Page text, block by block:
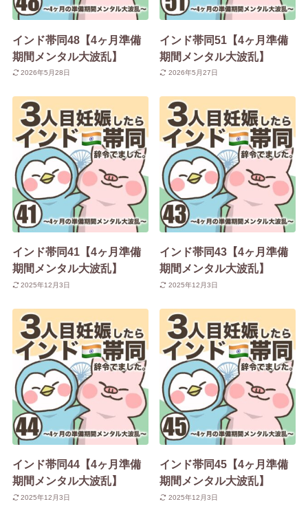
インド帯同48【4ヶ月準備
期間メンタル大波乱】
2026年5月28日
インド帯同51【4ヶ月準備
期間メンタル大波乱】
2026年5月27日
インド帯同41【4ヶ月準備
期間メンタル大波乱】
2025年12月3日
インド帯同43【4ヶ月準備
期間メンタル大波乱】
2025年12月3日
インド帯同44【4ヶ月準備
期間メンタル大波乱】
2025年12月3日
インド帯同45【4ヶ月準備
期間メンタル大波乱】
2025年12月3日